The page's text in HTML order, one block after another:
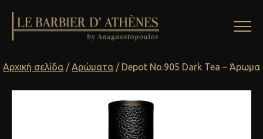
Αρχική σελίδα /Αρώματα / Depot No.905 Dark Tea – Άρωμα